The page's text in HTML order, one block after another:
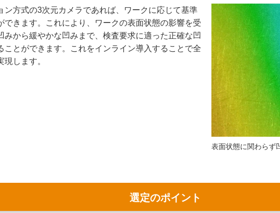
ン方式の3次元カメラであれば、ワークに応じて基準
できます。これにより、ワークの表面状態の影響を受
みから緩やかな凹みまで、検査要求に適った正確な凹
ことができます。これをインライン導入することで全
します。
表面状態に関わらず
選定のポイント